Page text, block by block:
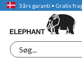
3 års garanti • Gratis
Søg